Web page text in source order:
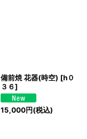
備前焼 花器(時空) [h０
３６]
15,000円(税込)